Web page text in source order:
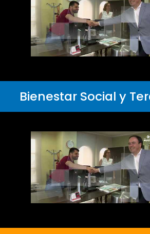
Bienestar Social y